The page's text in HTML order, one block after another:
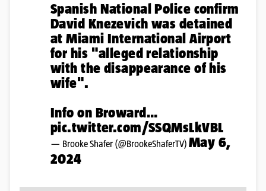
Spanish National Police confirm
David Knezevich was detained
at Miami International Airport
for his "alleged relationship
with the disappearance of his
wife".
Info on Broward…
pic.twitter.com/SSQMsLkVBL
— Brooke Shafer (@BrookeShaferTV) May 6,
2024